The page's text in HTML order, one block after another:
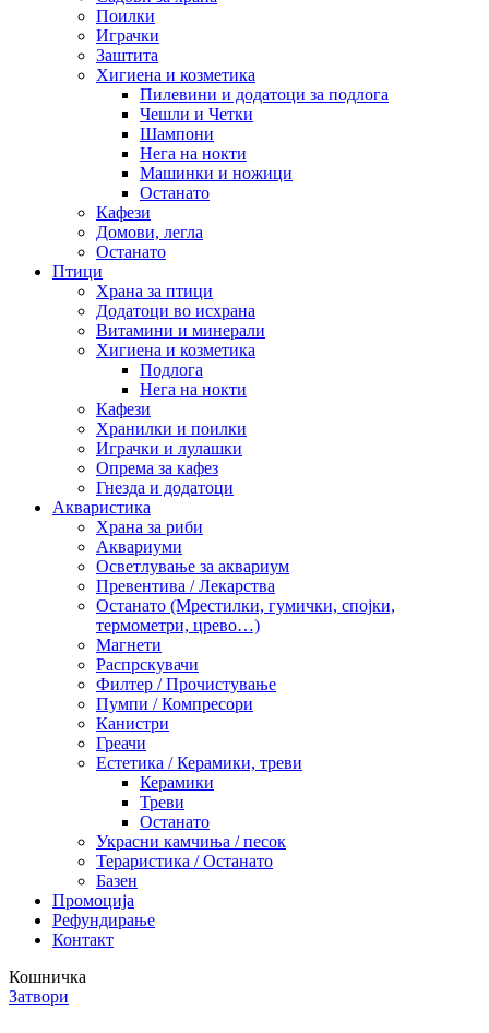
Поилки
Играчки
Заштита
Хигиена и козметика
Пилевини и додатоци за подлога
Чешли и Четки
Шампони
Нега на нокти
Машинки и ножици
Останато
Кафези
Домови, легла
Останато
Птици
Храна за птици
Додатоци во исхрана
Витамини и минерали
Хигиена и козметика
Подлога
Нега на нокти
Кафези
Хранилки и поилки
Играчки и лулашки
Опрема за кафез
Гнезда и додатоци
Акваристика
Храна за риби
Аквариуми
Осветлување за аквариум
Превентива / Лекарства
Останато (Мрестилки, гумички, спојки,
термометри, црево…)
Магнети
Распрскувачи
Филтер / Прочистување
Пумпи / Компресори
Канистри
Греачи
Естетика / Керамики, треви
Керамики
Треви
Останато
Украсни камчиња / песок
Тераристика / Останато
Базен
Промоција
Рефундирање
Контакт
Кошничка
Затвори